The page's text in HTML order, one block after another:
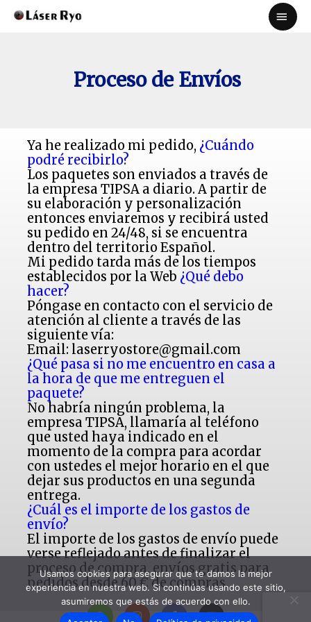
Proceso de Envíos
Ya he realizado mi pedido, ¿Cuándo
podré recibirlo?
Los paquetes son enviados a través de
la empresa TIPSA a diario. A partir de
su elaboración y personalización
entonces enviaremos y recibirá usted
su pedido en 24/48, si se encuentra
dentro del territorio Español.
Mi pedido tarda más de los tiempos
establecidos por la Web ¿Qué debo
hacer?
Póngase en contacto con el servicio de
atención al cliente a través de las
siguiente vía:
Email: laserryostore@gmail.com
¿Qué pasa si no me encuentro en casa a
la hora de que me entreguen el
paquete?
No habría ningún problema, la
empresa TIPSA, llamaría al teléfono
que usted haya indicado en el
momento de la compra para acordar
con ustedes el mejor horario en el que
dejar sus productos en una segunda
entrega.
¿Cuál es el importe de los gastos de
envío?
El importe de los gastos de envío puede
verse reflejado antes de finalizar el
proceso de compra, envíos gratis para
pedidos desde 60 € de compras.
Usamos cookies para asegurar que te damos la mejor
experiencia en nuestra web. Si continúas usando este sitio,
asumiremos que estás de acuerdo con ello.